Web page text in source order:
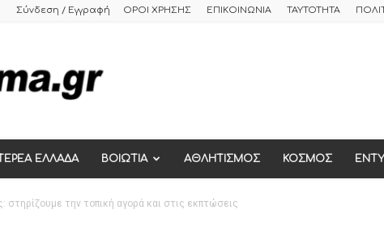
Σύνδεση / Εγγραφή ΟΡΟΙ ΧΡΗΣΗΣ ΕΠΙΚΟΙΝΩΝΙΑ ΤΑΥΤΟΤΗΤΑ
ΕΛΛΑΔΑ ΒΟΙΩΤΙΑ ΑΘΛΗΤΙΣΜΟΣ ΚΟΣΜΟΣ
στηρίζουμε την τοπική αγορά και στις εκπτώσεις